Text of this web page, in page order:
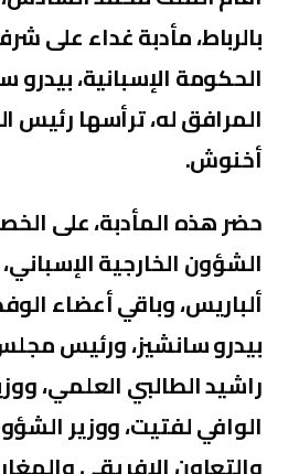
بالرباط، مأدبة غداء على
الحكومة الإسبانية، بيدرو
المرافق له، ترأسها رئيس
أخنوش.
حضر هذه المأدبة، على
الشؤون الخارجية
ألباريس، وباقي أعضاء
بيدرو سانشيز، ورئيس
راشيد الطالبي العلمي،
الوافي لفتيت، ووزير